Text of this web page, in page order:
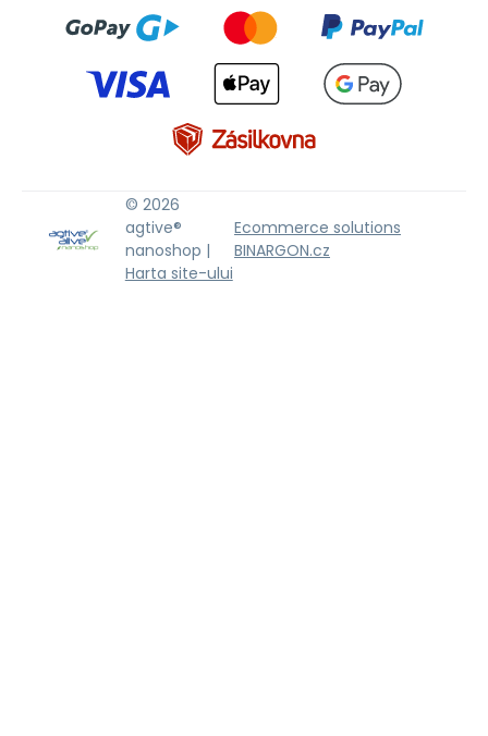
© 2026
agtive®
nanoshop |
Harta site-ului
Ecommerce solutions
BINARGON.cz